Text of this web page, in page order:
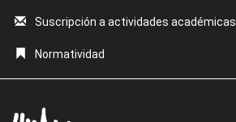
Suscripción a actividades académicas
Normatividad